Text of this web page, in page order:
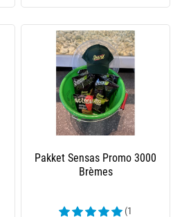
Pakket Sensas Promo 3000
Brèmes
(1